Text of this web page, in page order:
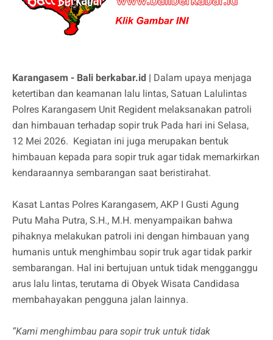
Karangasem - Bali berkabar.id | Dalam upaya menjaga
ketertiban dan keamanan lalu lintas, Satuan Lalulintas
Polres Karangasem Unit Regident melaksanakan patroli
dan himbauan terhadap sopir truk Pada hari ini Selasa,
12 Mei 2026. Kegiatan ini juga merupakan bentuk
himbauan kepada para sopir truk agar tidak memarkirkan
kendaraannya sembarangan saat beristirahat.
Kasat Lantas Polres Karangasem, AKP I Gusti Agung
Putu Maha Putra, S.H., M.H. menyampaikan bahwa
pihaknya melakukan patroli ini dengan himbauan yang
humanis untuk menghimbau sopir truk agar tidak parkir
sembarangan. Hal ini bertujuan untuk tidak mengganggu
arus lalu lintas, terutama di Obyek Wisata Candidasa
membahayakan pengguna jalan lainnya.
“Kami menghimbau para sopir truk untuk tidak